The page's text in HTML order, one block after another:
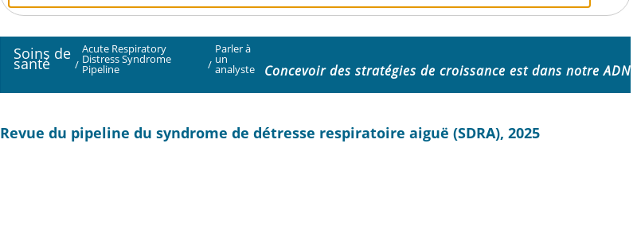
Soins de
santé /
Acute Respiratory
Distress Syndrome
Pipeline /
Parler à
un
analyste Concevoir des stratégies de croissance est dans notre ADN
Revue du pipeline du syndrome de détresse respiratoire aiguë (SDRA), 2025